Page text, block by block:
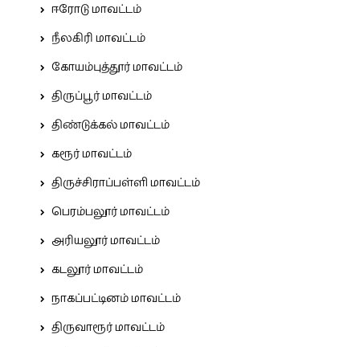
ஈரோடு மாவட்டம்
நீலகிரி மாவட்டம்
கோயம்புத்தூர் மாவட்டம்
திருப்பூர் மாவட்டம்
திண்டுக்கல் மாவட்டம்
கரூர் மாவட்டம்
திருச்சிராப்பள்ளி மாவட்டம்
பெரம்பலூர் மாவட்டம்
அரியலூர் மாவட்டம்
கடலூர் மாவட்டம்
நாகப்பட்டினம் மாவட்டம்
திருவாரூர் மாவட்டம்